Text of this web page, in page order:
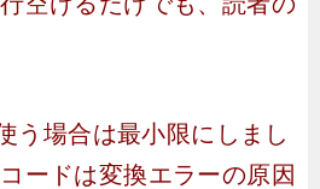
う場合は最小限にしまし
ードは変換エラーの原因